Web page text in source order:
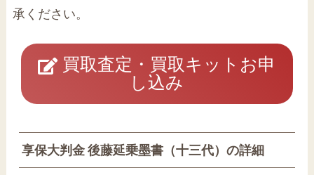
承ください。
買取査定・買取キットお申
し込み
享保大判金 後藤延乗墨書（十三代）の詳細